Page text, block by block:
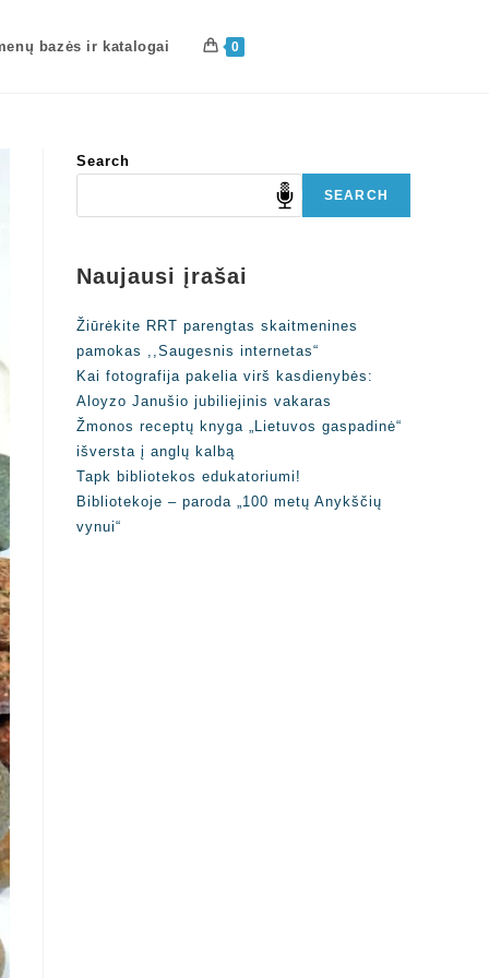
bazės ir katalogai 0
Search
SEARCH
Naujausi įrašai
Žiūrėkite RRT parengtas skaitmenines
pamokas ,,Saugesnis internetas“
Kai fotografija pakelia virš kasdienybės:
Aloyzo Janušio jubiliejinis vakaras
Žmonos receptų knyga „Lietuvos gaspadinė“
išversta į anglų kalbą
Tapk bibliotekos edukatoriumi!
Bibliotekoje – paroda „100 metų Anykščių
vynui“